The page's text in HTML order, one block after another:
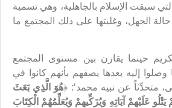
سبقت الإسلام بالجاهلية، وهي تسمية
الجهل، وغلبتها على ذلك المجتمع ما
حينما يقارن بين مستوى المجتمع
وصلوا إليه بعدها يصفهم بأنهم كانوا في
متحدِّثاً عن نبيه محمد‘: ﴿هُوَ الَّذِي بَعَثَ
عَلَيْهِمْ آيَاتِهِ وَيُزَكِّيهِمْ وَيُعَلِّمُهُمْ الْكِتَابَ